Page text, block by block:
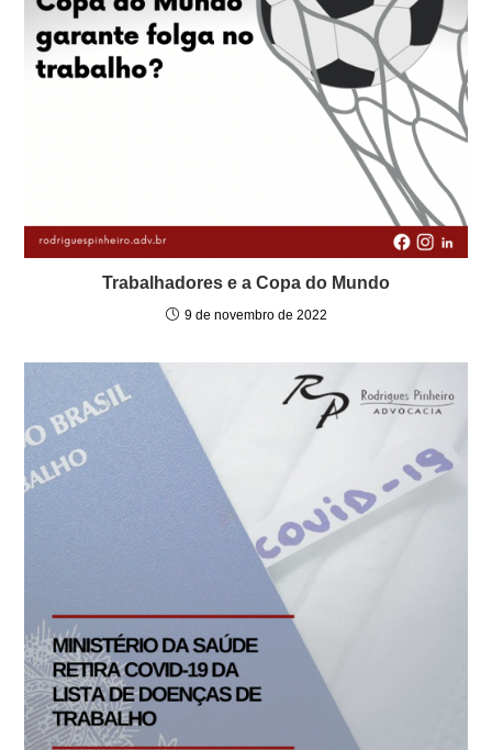
Trabalhadores e a Copa do Mundo
9 de novembro de 2022